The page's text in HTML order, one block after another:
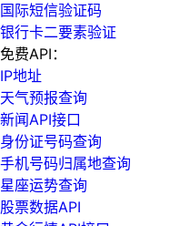
国际短信验证码
银行卡二要素验证
免费API：
IP地址
天气预报查询
新闻API接口
身份证号码查询
手机号码归属地查询
星座运势查询
股票数据API